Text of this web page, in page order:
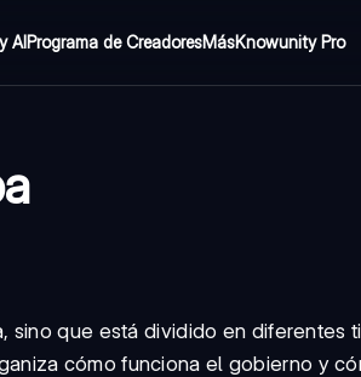
AIPrograma de CreadoresMásKnowunity Pro
sino que está dividido en diferentes
cómo funciona el gobierno y